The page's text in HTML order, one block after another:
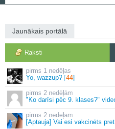
Jaunākais portālā
Raksti
1 nedēļas
Yo, wazzup? [44]
2 nedēļām
"Ko darīsi pēc 9. klases?"
2 nedēļām
[Aptauja] Vai esi vakcinēts